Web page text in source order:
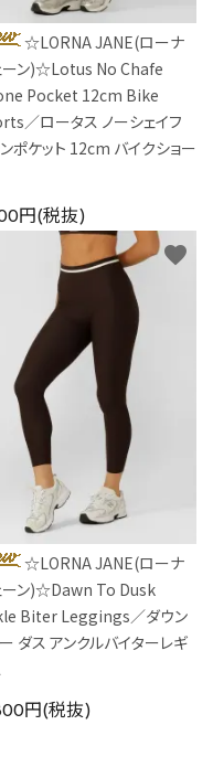
☆LORNA JANE(ローナ
ーン)☆Lotus No Chafe
Pocket 12cm Bike
／ロータス ノーシェイフ
ポケット 12cm バイクショー
円(税抜)
☆LORNA JANE(ローナ
ーン)☆Dawn To Dusk
Biter Leggings／ダウン
ダス アンクルバイターレギ
円(税抜)
favorite